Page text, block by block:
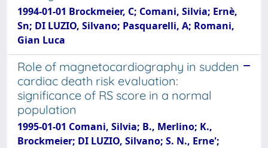
1994-01-01 Brockmeier, C; Comani, Silvia; Ernè,
Sn; DI LUZIO, Silvano; Pasquarelli, A; Romani,
Gian Luca
Role of magnetocardiography in sudden
cardiac death risk evaluation:
significance of RS score in a normal
population
1995-01-01 Comani, Silvia; B., Merlino; K.,
Brockmeier; DI LUZIO, Silvano; S. N., Erne';